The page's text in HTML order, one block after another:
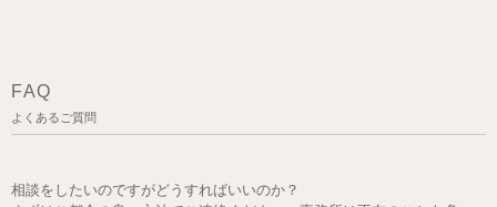
FAQ
よくあるご質問
相談をしたいのですがどうすればいいのか？